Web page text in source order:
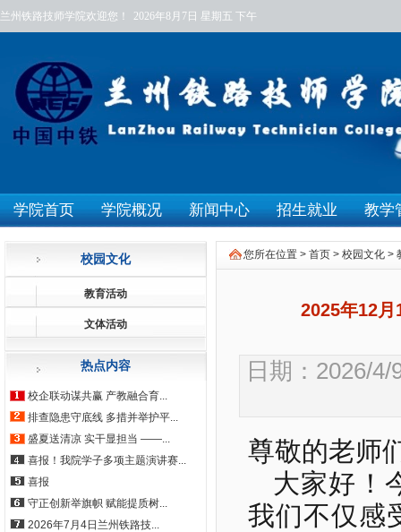
兰州铁路技师学院欢迎您！ 2026年8月7日 星期五 下午
学院首页 学院概况 新闻中心 招生就业 教学
校园文化
教育活动
文体活动
热点内容
校企联动谋共赢 产教融合育...
排查隐患守底线 多措并举护平...
盛夏送清凉 实干显担当 ——...
喜报！我院学子多项主题演讲赛...
喜报
守正创新举旗帜 赋能提质树...
2026年7月4日兰州铁路技...
您所在位置 > 首页 > 校园文化 >
2025年12
日期：2026/
尊敬的老师
大家好！
我们不仅感